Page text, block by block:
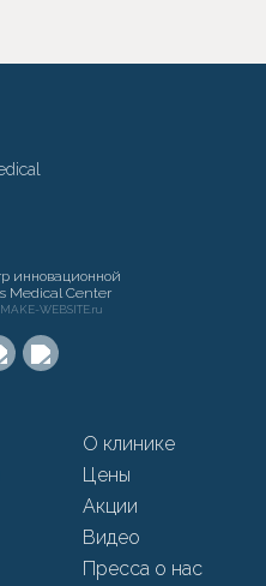
инновационной
Medical Center
MAKE-WEBSITE.ru
О клинике
Цены
Акции
Видео
Пресса о нас